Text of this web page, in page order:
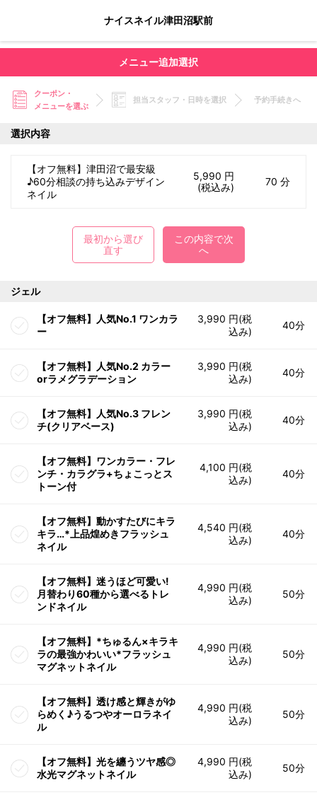
ナイスネイル津田沼駅前
メニュー追加選択
クーポン・
メニューを選ぶ
担当スタッフ・日時を選択 予約手続きへ
選択内容
【オフ無料】津田沼で最安級
♪60分相談の持ち込みデザイン
ネイル
5,990 円
(税込み)
70 分
最初から選び
直す
この内容で次
へ
ジェル
【オフ無料】人気No.1 ワンカラ
ー
3,990 円(税
込み)
40分
【オフ無料】人気No.2 カラー
orラメグラデーション
3,990 円(税
込み)
40分
【オフ無料】人気No.3 フレン
チ(クリアベース)
3,990 円(税
込み)
40分
【オフ無料】ワンカラー・フレ
ンチ・カラグラ+ちょこっとス
トーン付
4,100 円(税
込み)
40分
【オフ無料】動かすたびにキラ
キラ…*上品煌めきフラッシュ
ネイル
4,540 円(税
込み)
40分
【オフ無料】迷うほど可愛い!
月替わり60種から選べるトレ
ンドネイル
4,990 円(税
込み)
50分
【オフ無料】*ちゅるん×キラキ
ラの最強かわいい*フラッシュ
マグネットネイル
4,990 円(税
込み)
50分
【オフ無料】透け感と輝きがゆ
らめく♪うるつやオーロラネイ
ル
4,990 円(税
込み)
50分
【オフ無料】光を纏うツヤ感◎
水光マグネットネイル
4,990 円(税
込み)
50分